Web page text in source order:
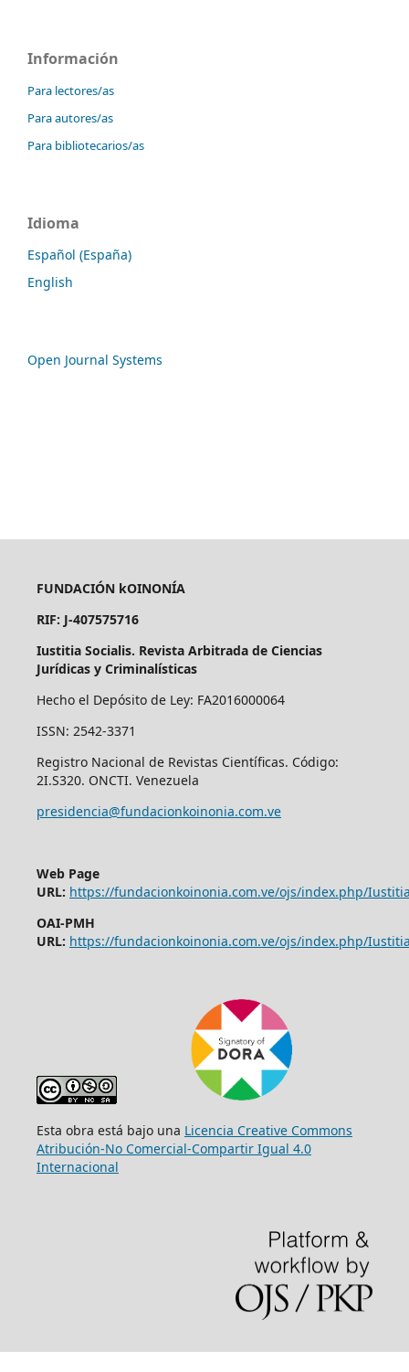
Información
Para lectores/as
Para autores/as
Para bibliotecarios/as
Idioma
Español (España)
English
Open Journal Systems
FUNDACIÓN kOINONÍA
RIF: J-407575716
Iustitia Socialis. Revista Arbitrada de Ciencias
Jurídicas y Criminalísticas
Hecho el Depósito de Ley: FA2016000064
ISSN: 2542-3371
Registro Nacional de Revistas Científicas. Código:
2I.S320. ONCTI. Venezuela
presidencia@fundacionkoinonia.com.ve
Web Page
URL: https://fundacionkoinonia.com.ve/ojs/index.php/
OAI-PMH
URL: https://fundacionkoinonia.com.ve/ojs/index.php/
Esta obra está bajo una Licencia Creative Commons
Atribución-No Comercial-Compartir Igual 4.0
Internacional